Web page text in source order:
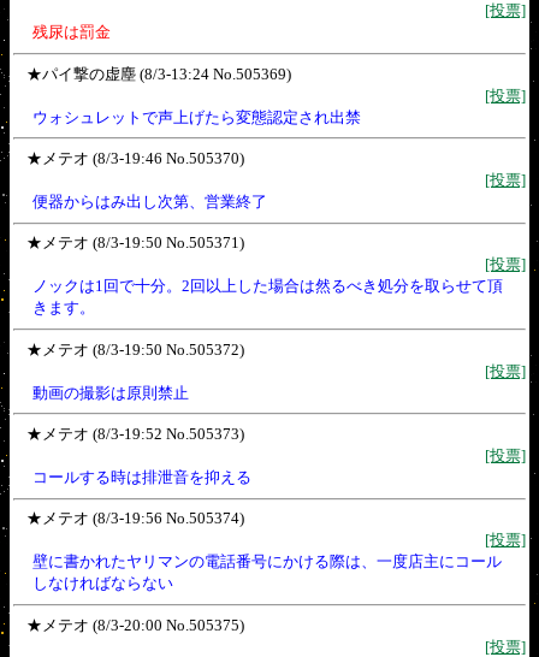
[投票]
残尿は罰金
★パイ撃の虚塵 (8/3-13:24 No.505369)
[投票]
ウォシュレットで声上げたら変態認定され出禁
★メテオ (8/3-19:46 No.505370)
[投票]
便器からはみ出し次第、営業終了
★メテオ (8/3-19:50 No.505371)
[投票]
ノックは1回で十分。2回以上した場合は然るべき処分を取らせて頂
きます。
★メテオ (8/3-19:50 No.505372)
[投票]
動画の撮影は原則禁止
★メテオ (8/3-19:52 No.505373)
[投票]
コールする時は排泄音を抑える
★メテオ (8/3-19:56 No.505374)
[投票]
壁に書かれたヤリマンの電話番号にかける際は、一度店主にコール
しなければならない
★メテオ (8/3-20:00 No.505375)
[投票]